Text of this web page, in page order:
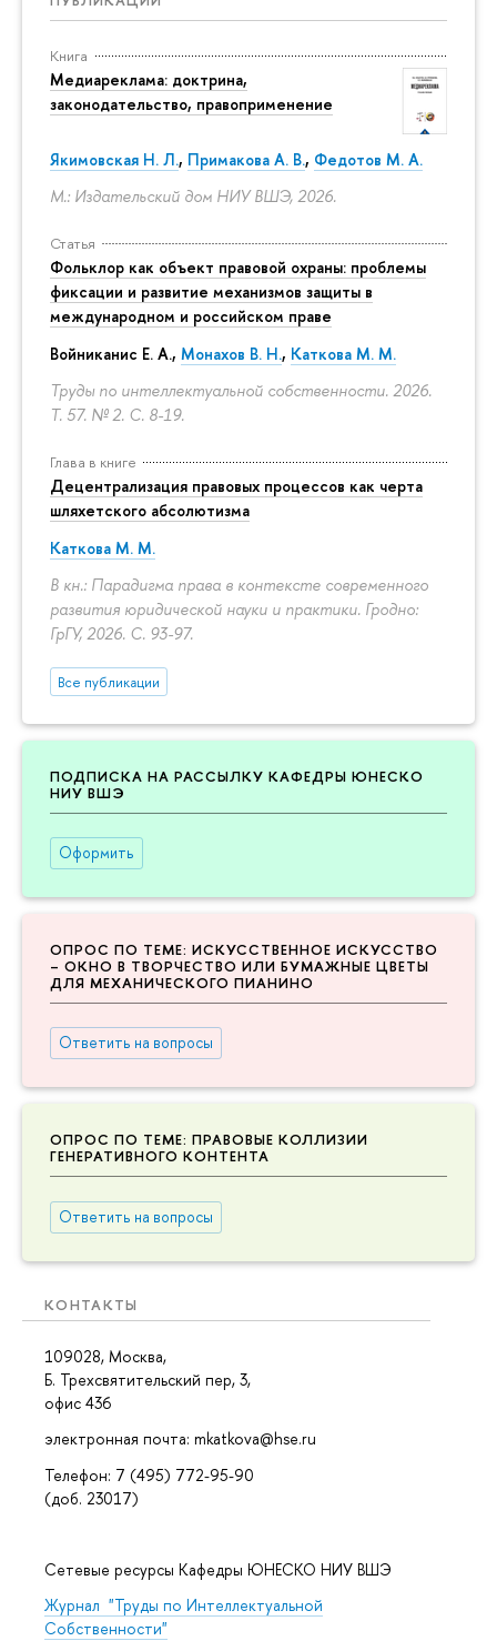
Книга
Медиареклама: доктрина,
законодательство, правоприменение
Якимовская Н. Л., Примакова А. В., Федотов М. А.
М.: Издательский дом НИУ ВШЭ, 2026.
Статья
Фольклор как объект правовой охраны: проблемы
фиксации и развитие механизмов защиты в
международном и российском праве
Войниканис Е. А., Монахов В. Н., Каткова М. М.
Труды по интеллектуальной собственности. 2026.
Т. 57. № 2. С. 8-19.
Глава в книге
Децентрализация правовых процессов как черта
шляхетского абсолютизма
Каткова М. М.
В кн.: Парадигма права в контексте современного
развития юридической науки и практики. Гродно:
ГрГУ, 2026. С. 93-97.
Все публикации
ПОДПИСКА НА РАССЫЛКУ КАФЕДРЫ ЮНЕСКО
НИУ ВШЭ
Оформить
ОПРОС ПО ТЕМЕ: ИСКУССТВЕННОЕ ИСКУССТВО
– ОКНО В ТВОРЧЕСТВО ИЛИ БУМАЖНЫЕ ЦВЕТЫ
ДЛЯ МЕХАНИЧЕСКОГО ПИАНИНО
Ответить на вопросы
ОПРОС ПО ТЕМЕ: ПРАВОВЫЕ КОЛЛИЗИИ
ГЕНЕРАТИВНОГО КОНТЕНТА
Ответить на вопросы
КОНТАКТЫ
109028, Москва,
Б. Трехсвятительский пер, 3,
офис 436
электронная почта: mkatkova@hse.ru
Телефон: 7 (495) 772-95-90
(доб. 23017)
Сетевые ресурсы Кафедры ЮНЕСКО НИУ ВШЭ
Журнал "Труды по Интеллектуальной
Собственности"